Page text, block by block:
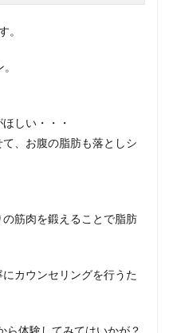
。
しい・・・
、お腹の脂肪も落としシ
筋肉を鍛えることで脂肪
カウンセリングを行うた